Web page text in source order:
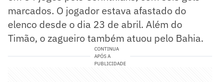
marcados. O jogador estava afastado do
elenco desde o dia 23 de abril. Além do
Timão, o zagueiro também atuou pelo Bahia.
CONTINUA
APÓS A
PUBLICIDADE